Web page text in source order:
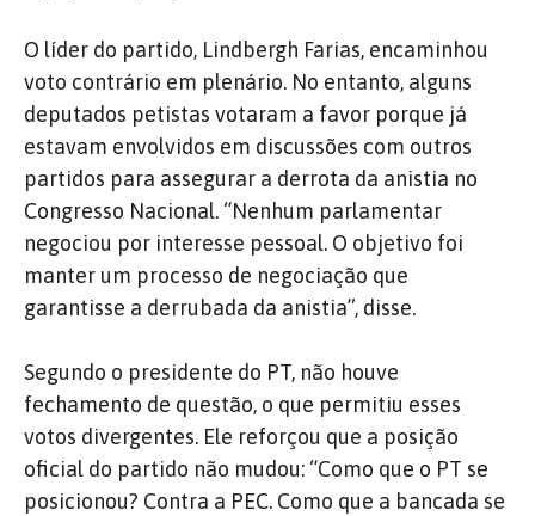
O líder do partido, Lindbergh Farias, encaminhou
voto contrário em plenário. No entanto, alguns
deputados petistas votaram a favor porque já
estavam envolvidos em discussões com outros
partidos para assegurar a derrota da anistia no
Congresso Nacional. “Nenhum parlamentar
negociou por interesse pessoal. O objetivo foi
manter um processo de negociação que
garantisse a derrubada da anistia”, disse.
Segundo o presidente do PT, não houve
fechamento de questão, o que permitiu esses
votos divergentes. Ele reforçou que a posição
oficial do partido não mudou: “Como que o PT se
posicionou? Contra a PEC. Como que a bancada se